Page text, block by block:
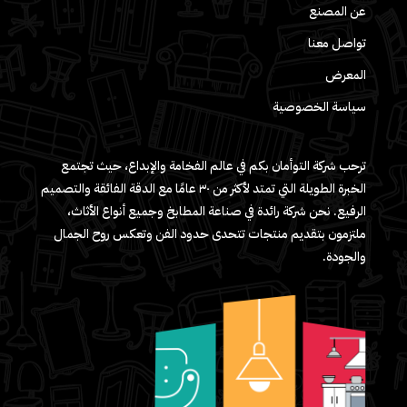
عن المصنع
تواصل معنا
المعرض
سياسة الخصوصية
ترحب شركة التوأمان بكم في عالم الفخامة والإبداع، حيث تجتمع
الخبرة الطويلة التي تمتد لأكثر من ٣٠ عامًا مع الدقة الفائقة والتصميم
الرفيع. نحن شركة رائدة في صناعة المطابخ وجميع أنواع الأثاث،
ملتزمون بتقديم منتجات تتحدى حدود الفن وتعكس روح الجمال
والجودة.